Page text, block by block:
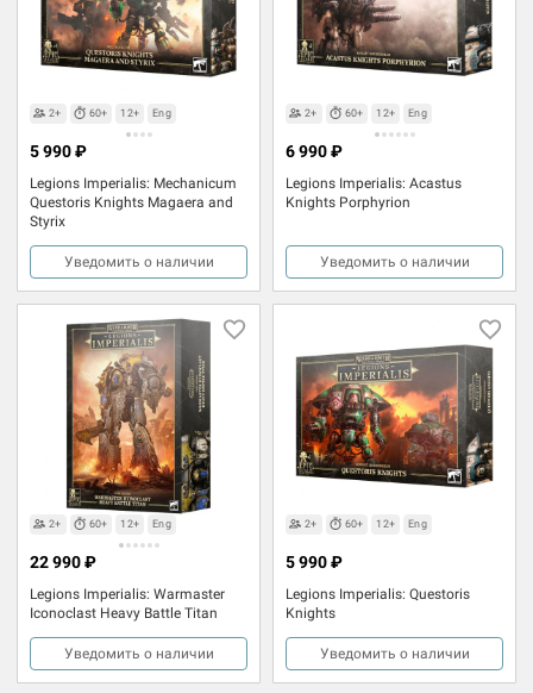
2+ 60+ 12+ Eng
Legions Imperialis: Mechanicum
Questoris Knights Magaera and
Styrix
5 990 ₽
Уведомить о наличии
2+ 60+ 12+ Eng
Legions Imperialis: Acastus
Knights Porphyrion
6 990 ₽
Уведомить о наличии
2+ 60+ 12+ Eng
Legions Imperialis: Warmaster
Iconoclast Heavy Battle Titan
22 990 ₽
Уведомить о наличии
2+ 60+ 12+ Eng
Legions Imperialis: Questoris
Knights
5 990 ₽
Уведомить о наличии